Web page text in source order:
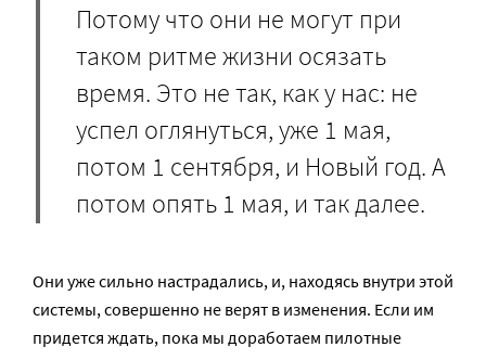
Потому что они не могут при
таком ритме жизни осязать
время. Это не так, как у нас: не
успел оглянуться, уже 1 мая,
потом 1 сентября, и Новый год. А
потом опять 1 мая, и так далее.
Они уже сильно настрадались, и, находясь внутри этой
системы, совершенно не верят в изменения. Если им
придется ждать, пока мы доработаем пилотные